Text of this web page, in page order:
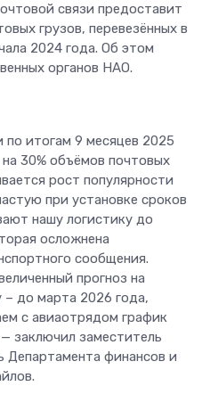
связи предоставит
грузов, перевезённых в
2024 года. Об этом
органов НАО.
итогам 9 месяцев 2025
30% объёмов почтовых
рост популярности
при установке сроков
нашу логистику до
осложнена
сообщения.
прогноз на
– до марта 2026 года,
с авиаотрядом график
заключил заместитель
Департамента финансов и